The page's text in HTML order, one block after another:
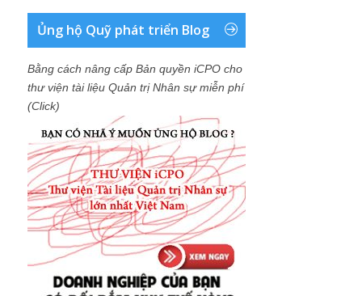
Ủng hộ Quỹ phát triển Blog
Bằng cách nâng cấp Bản quyền iCPO cho
thư viện tài liệu Quản trị Nhân sự miễn phí
(Click)